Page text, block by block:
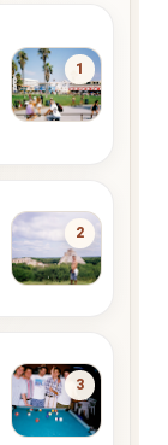
1
2
3